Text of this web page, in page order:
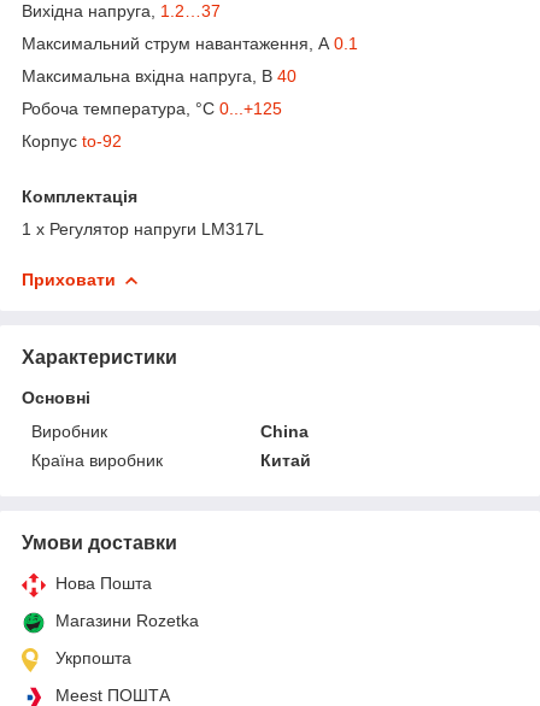
Вихідна напруга, 1.2…37
Максимальний струм навантаження, А 0.1
Максимальна вхідна напруга, В 40
Робоча температура, °C 0...+125
Корпус to-92
Комплектація
1 x Регулятор напруги LM317L
Приховати
Характеристики
Основні
Виробник
China
Країна виробник
Китай
Умови доставки
Нова Пошта
Магазини Rozetka
Укрпошта
Meest ПОШТА